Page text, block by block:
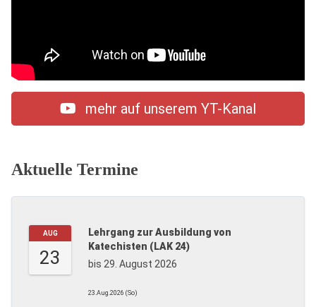
mehr auf unserem YT-Kanal
Aktuelle Termine
AUG
23
Lehrgang zur Ausbildung von
Katechisten (LAK 24)
bis 29. August 2026
23.Aug.2026 (So)